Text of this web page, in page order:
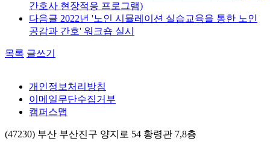
간호사 현장적응 프로그램)
다음글 2022년 '노인 시뮬레이션 실습교육을 통한 노인
공감과 간호' 워크숍 실시
목록 글쓰기
개인정보처리방침
이메일무단수집거부
캠퍼스맵
(47230) 부산 부산진구 양지로 54 황령관 7,8층